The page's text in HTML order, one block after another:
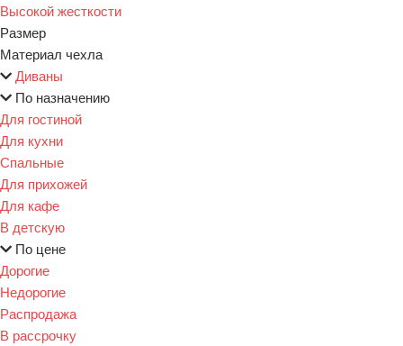
Высокой жесткости
Размер
Материал чехла
Диваны
По назначению
Для гостиной
Для кухни
Спальные
Для прихожей
Для кафе
В детскую
По цене
Дорогие
Недорогие
Распродажа
В рассрочку